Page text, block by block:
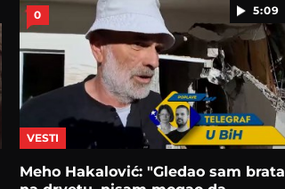
5:09
0
VESTI
Meho Hakalović: "Gledao sam brata